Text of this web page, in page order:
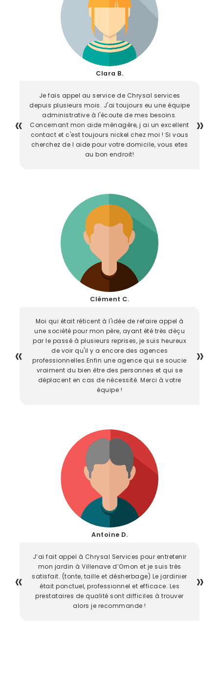
Clara B.
Je fais appel au service de Chrysal services
depuis plusieurs mois. J'ai toujours eu une équipe
administrative à l'écoute de mes besoins.
Concernant mon aide ménagère, j ai un excellent
contact et c'est toujours nickel chez moi ! Si vous
cherchez de l aide pour votre domicile, vous etes
au bon endroit!
Clément C.
Moi qui était réticent à l'idée de refaire appel à
une société pour mon père, ayant été très déçu
par le passé à plusieurs reprises, je suis heureux
de voir qu'il y a encore des agences
professionnelles.Enfin une agence qui se soucie
vraiment du bien être des personnes et qui se
déplacent en cas de nécessité. Merci à votre
équipe !
Antoine D.
J’ai fait appel à Chrysal Services pour entretenir
mon jardin à Villenave d’Ornon et je suis très
satisfait. (tonte, taille et désherbage) Le jardinier
était ponctuel, professionnel et efficace. Les
prestataires de qualité sont difficiles à trouver
alors je recommande !